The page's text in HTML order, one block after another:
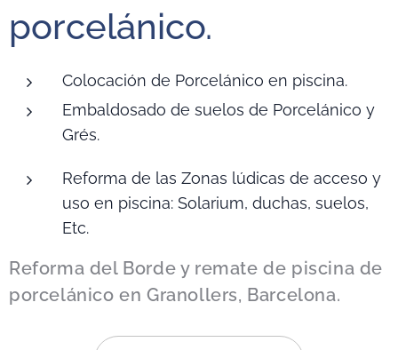
porcelánico.
Colocación de Porcelánico en piscina.
Embaldosado de suelos de Porcelánico y
Grés.
Reforma de las Zonas lúdicas de acceso y
uso en piscina: Solarium, duchas, suelos,
Etc.
Reforma del Borde y remate de piscina de
porcelánico en Granollers, Barcelona.